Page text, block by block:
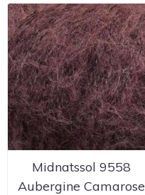
Midnatssol 9558
Aubergine Camarose